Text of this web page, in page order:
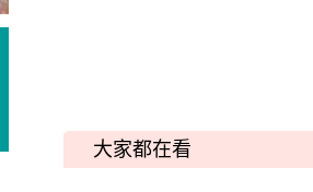
大家都在看